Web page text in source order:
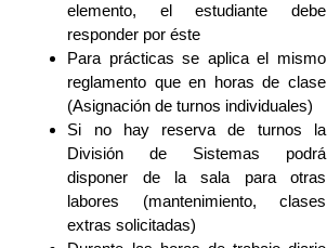
elemento, el estudiante debe
responder por éste
Para prácticas se aplica el mismo
reglamento que en horas de clase
(Asignación de turnos individuales)
Si no hay reserva de turnos la
División de Sistemas podrá
disponer de la sala para otras
labores (mantenimiento, clases
extras solicitadas)